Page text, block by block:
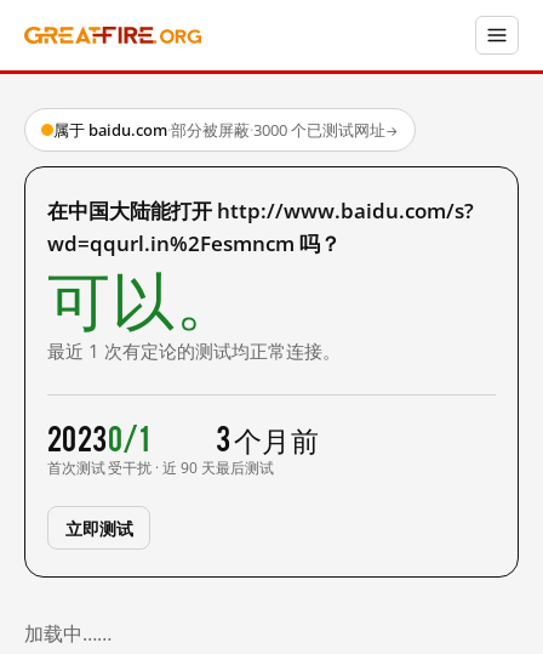
属于 baidu.com·部分被屏蔽·3000 个已测试网址→
在中国大陆能打开 http://www.baidu.com/s?
wd=qqurl.in%2Fesmncm 吗？
可以。
最近 1 次有定论的测试均正常连接。
2023
首次测试
0/1
受干扰 · 近 90 天
3 个月前
最后测试
立即测试
加载中……